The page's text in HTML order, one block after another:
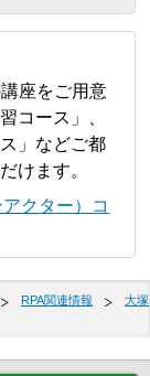
座をご用意
コース」、
」などご都
けます。
クター）コ
RPA関連情報
大塚